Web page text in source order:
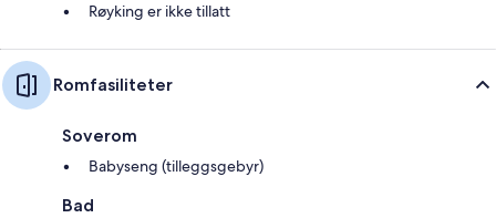
Røyking er ikke tillatt
Romfasiliteter
Soverom
Babyseng (tilleggsgebyr)
Bad